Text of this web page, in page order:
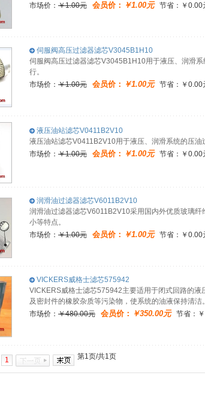
市场价： ￥1.00元 会员价： ￥1.00元节省：￥0.00
伺服阀高压过滤器滤芯V3045B1H10
伺服阀高压过滤器滤芯V3045B1H10用于液压、润滑
行。
市场价： ￥1.00元 会员价： ￥1.00元节省：￥0.00
液压油站滤芯V0411B2V10
液压油站滤芯V0411B2V10用于液压、润滑系统的压油
市场价： ￥1.00元 会员价： ￥1.00元节省：￥0.00
润滑油过滤器滤芯V6011B2V10
润滑油过滤器滤芯V6011B2V10采用国内外优质玻璃
小等特点。
市场价： ￥1.00元 会员价： ￥1.00元节省：￥0.00
VICKERS威格士滤芯575942
VICKERS威格士滤芯575942主要适用于闭式回路的
及密封件的橡胶杂质等污染物，使系统的油液保持清洁。
市场价： ￥480.00元 会员价： ￥350.00元节省：￥
第1页/共1页
1